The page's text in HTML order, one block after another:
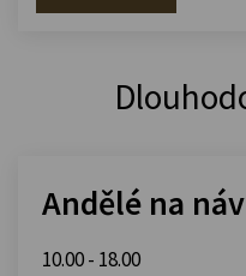
Andělé na
10.00 - 18.00